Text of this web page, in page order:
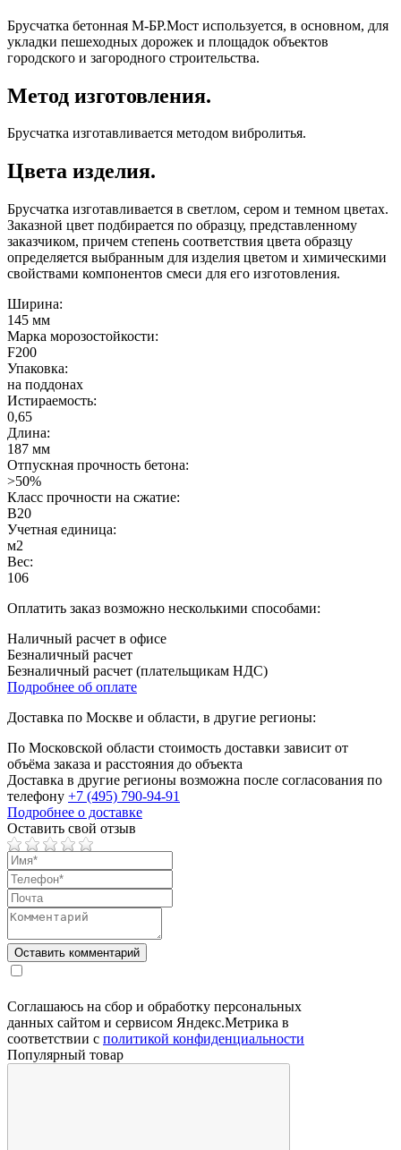
Брусчатка бетонная М-БР.Мост используется, в основном, для
укладки пешеходных дорожек и площадок объектов
городского и загородного строительства.
Метод изготовления.
Брусчатка изготавливается методом вибролитья.
Цвета изделия.
Брусчатка изготавливается в светлом, сером и темном цветах.
Заказной цвет подбирается по образцу, представленному
заказчиком, причем степень соответствия цвета образцу
определяется выбранным для изделия цветом и химическими
свойствами компонентов смеси для его изготовления.
Ширина:
145 мм
Марка морозостойкости:
F200
Упаковка:
на поддонах
Истираемость:
0,65
Длина:
187 мм
Отпускная прочность бетона:
>50%
Класс прочности на сжатие:
B20
Учетная единица:
м2
Вес:
106
Оплатить заказ возможно несколькими способами:
Наличный расчет в офисе
Безналичный расчет
Безналичный расчет (плательщикам НДС)
Подробнее об оплате
Доставка по Москве и области, в другие регионы:
По Московской области стоимость доставки зависит от
объёма заказа и расстояния до объекта
Доставка в другие регионы возможна после согласования по
телефону +7 (495) 790-94-91
Подробнее о доставке
Оставить свой отзыв
Соглашаюсь на сбор и обработку персональных
данных сайтом и сервисом Яндекс.Метрика в
соответствии с политикой конфиденциальности
Популярный товар